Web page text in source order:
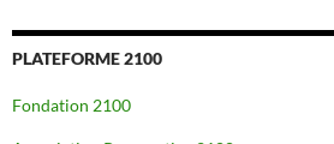
PLATEFORME 2100
Fondation 2100